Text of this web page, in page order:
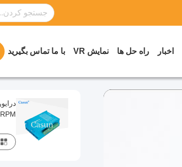
اخبار راه حل ها نمایش VR با ما تماس بگیرید
1000RPM